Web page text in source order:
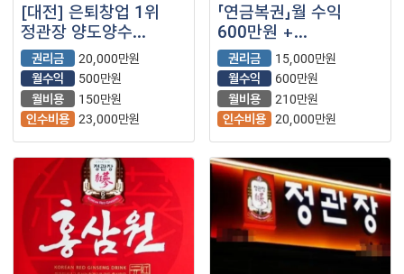
[대전] 은퇴창업 1위
정관장 양도양수
창업비용 총정리
(프랜차이즈)
권리금
20,000만원
월수익
500만원
월비용
150만원
인수비용 23,000만원
「연금복권」월 수익
600만원 +
@【정관장】
권리금
15,000만원
월수익
600만원
월비용
210만원
인수비용 20,000만원